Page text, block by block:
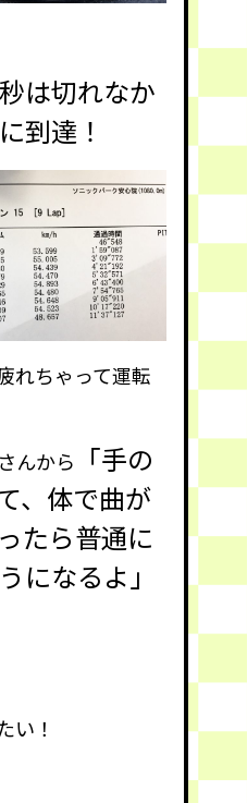
は切れなか
到達！
れちゃって運転
んから
「手の
、体で曲が
たら普通に
になるよ」
い！